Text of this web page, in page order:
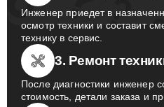
Инженер приедет в
осмотр техники и составит
технику в сервис.
3. Ремонт
После диагностики инженер
стоимость, детали заказа и